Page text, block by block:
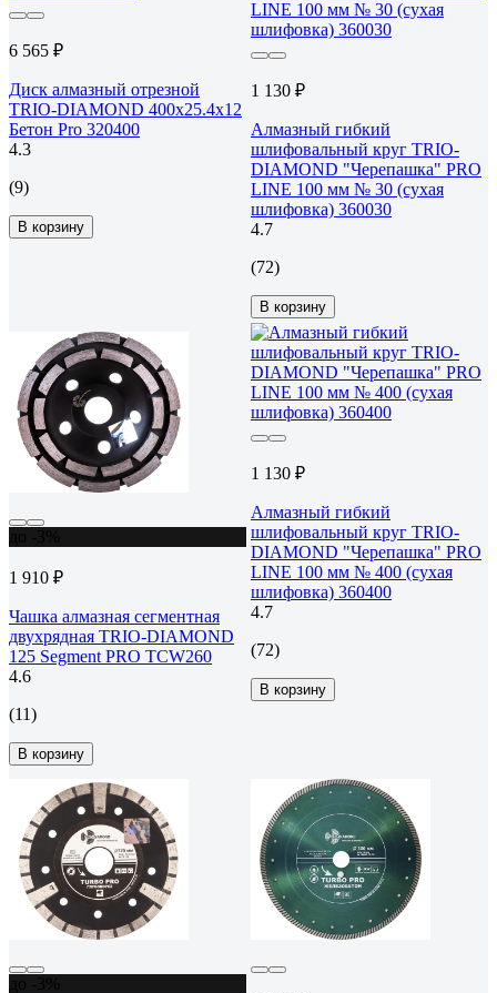
6 565 ₽
Диск алмазный отрезной
TRIO-DIAMOND 400x25.4x12
Бетон Pro 320400
4.3
(9)
В корзину
1 130 ₽
Алмазный гибкий
шлифовальный круг TRIO-
DIAMOND "Черепашка" PRO
LINE 100 мм № 30 (сухая
шлифовка) 360030
4.7
(72)
В корзину
1 910 ₽
Чашка алмазная сегментная
двухрядная TRIO-DIAMOND
125 Segment PRO TCW260
4.6
(11)
В корзину
1 130 ₽
Алмазный гибкий
шлифовальный круг TRIO-
DIAMOND "Черепашка" PRO
LINE 100 мм № 400 (сухая
шлифовка) 360400
4.7
(72)
В корзину